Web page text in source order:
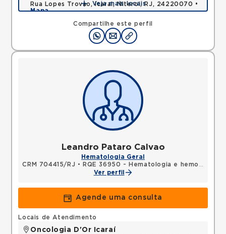
Compartilhe este perfil
Rua Lopes Trovao, Icarai, Niteroi, RJ, 24220070 •
Mapa
Veja mais locais
Leandro Pataro Calvao
Hematologia Geral
CRM 704415/RJ •
RQE 36950 - Hematologia e hemoterapia
Ver perfil
Agende uma consulta
Locais de Atendimento
Oncologia D'Or Icaraí